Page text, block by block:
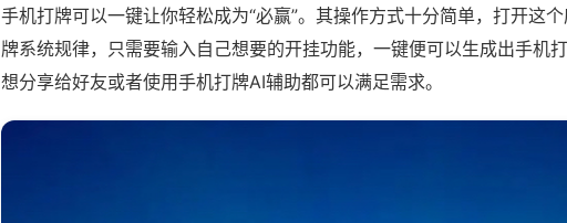
手机打牌可以一键让你轻松成为“必赢”。其操作方式十分简单，打开这
牌系统规律，只需要输入自己想要的开挂功能，一键便可以生成出手机
想分享给好友或者使用手机打牌AI辅助都可以满足需求。